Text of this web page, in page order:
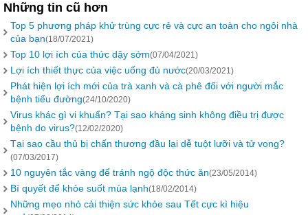
Những tin cũ hơn
Top 5 phương pháp khử trùng cực rẻ và cực an toàn cho ngôi nhà
của bạn(18/07/2021)
Top 10 lợi ích của thức dậy sớm(07/04/2021)
Lợi ích thiết thực của việc uống đủ nước(20/03/2021)
Phát hiện lợi ích mới của trà xanh và cà phê đối với người mắc
bệnh tiểu đường(24/10/2020)
Virus khác gì vi khuẩn? Tại sao kháng sinh không điều trị được
bệnh do virus?(12/02/2020)
Tại sao cầu thủ bị chấn thương đầu lại dễ tuột lưỡi và tử vong?
(07/03/2017)
10 nguyên tắc vàng để tránh ngộ độc thức ăn(23/05/2014)
Bí quyết để khỏe suốt mùa lạnh(18/02/2014)
Những mẹo nhỏ cải thiện sức khỏe sau Tết cực kì hiệu